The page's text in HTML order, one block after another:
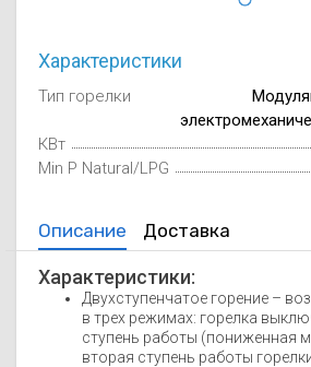
Характеристики
Тип горелки
КВт
Min P Natural/LPG
Описание Доставка
Характеристики:
Двухступенчатое горение –
в трех режимах: горелка
ступень работы (пониженная
вторая ступень работы